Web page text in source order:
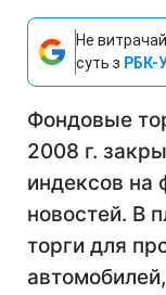
Не
суть з РБК-
Фондовые
2008 г.
индексов на
новостей. В
торги для